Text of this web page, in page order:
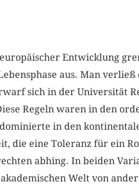
Entwicklung
aus. Man
sich in der Universität
Regeln waren in den
in den
die eine Toleranz für ein
abhing. In beiden
Welt von